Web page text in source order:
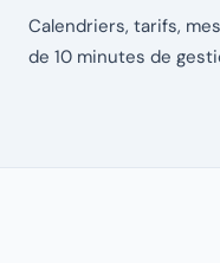
Calendriers, tarifs,
de 10 minutes de